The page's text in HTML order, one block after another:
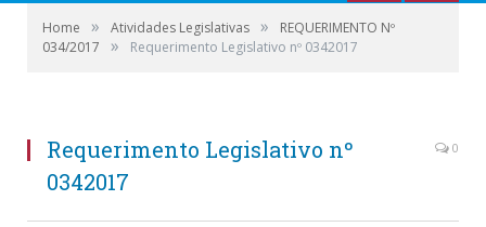
Home » Atividades Legislativas »
REQUERIMENTO Nº
034/2017
» Requerimento Legislativo nº 0342017
Requerimento Legislativo nº
0342017
0